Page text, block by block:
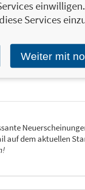
Pharmazie und
sowohl Breiten-
auf dem aktuellen
Services
Weiter mit